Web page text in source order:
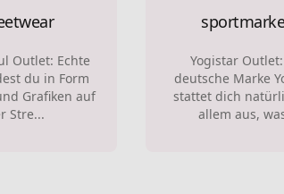
Outlet: Echte
du in Form
Grafiken auf
Stre...
Yogistar
deutsche Marke
stattet dich
allem aus,